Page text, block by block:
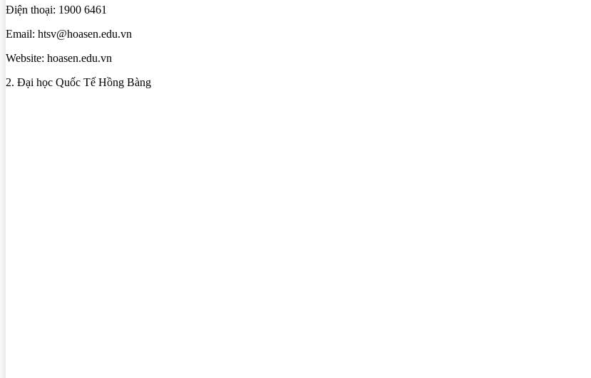
Điện thoại: 1900 6461
Email: htsv@hoasen.edu.vn
Website: hoasen.edu.vn
2. Đại học Quốc Tế Hồng Bàng